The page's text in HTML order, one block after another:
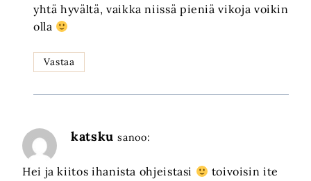
yhtä hyvältä, vaikka niissä pieniä vikoja voikin
olla
Vastaa
katsku sanoo:
Hei ja kiitos ihanista ohjeistasi
toivoisin ite